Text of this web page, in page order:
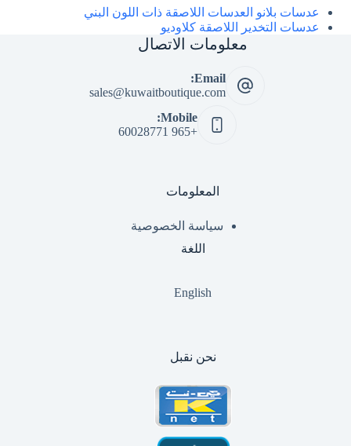
عدسات بلانو العدسات اللاصقة ذات اللون البني
عدسات التخدير اللاصقة كلاوديو
معلومات الاتصال
Email:
sales@kuwaitboutique.com
Mobile:
+965 60028771
المعلومات
سياسة الخصوصية
اللغة
English
نحن نقبل